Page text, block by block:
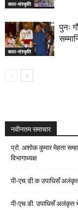
कला-संस्कृति
कला-संस्कृति
पुनः
नवीनतम समाचार
प्रो. अशोक कुमार मेहता
विभागाध्यक्ष
पी-एच.डी.क उपाधिसँ अलंकृत
पी-एच.डी. उपाधिसँ अलंकृत